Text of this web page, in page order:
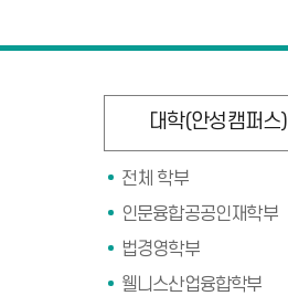
대학(안성캠퍼스)
전체 학부
인문융합공공인재학부
법경영학부
웰니스산업융합학부